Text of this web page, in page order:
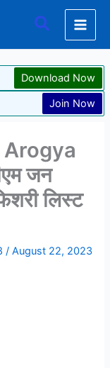
Search
Download Now
Join Now
जन
लिस्ट
/August 22, 2023